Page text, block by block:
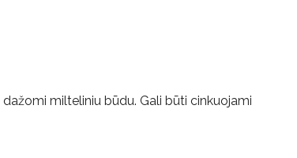
dažomi milteliniu būdu. Gali būti cinkuojami